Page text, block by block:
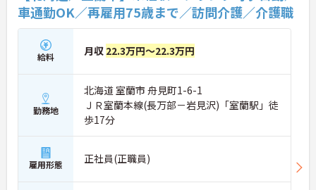
車通勤OK／再雇用75歳まで／訪問介護／介護職
給料 月収 22.3万円～22.3万円
勤務地
北海道 室蘭市 舟見町1-6-1
ＪＲ室蘭本線(長万部－岩見沢)「室蘭駅」徒
歩17分
雇用形態 正社員(正職員)